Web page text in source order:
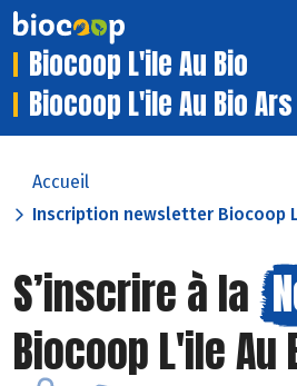
Biocoop L'ile Au Bio
Biocoop L'ile Au Bio Ars
Accueil
Inscription newsletter Biocoop
S’inscrire à la
Biocoop L'ile Au